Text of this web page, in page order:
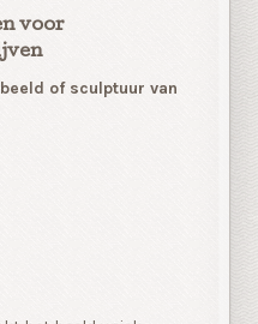
voor
of sculptuur van